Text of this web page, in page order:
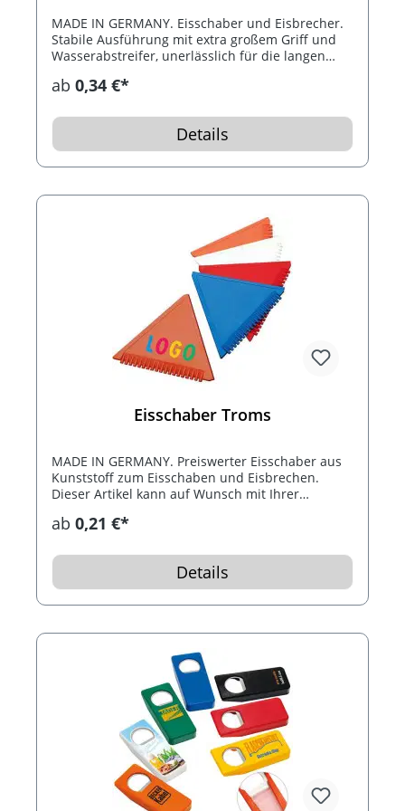
MADE IN GERMANY. Eisschaber und Eisbrecher.
Stabile Ausführung mit extra großem Griff und
Wasserabstreifer, unerlässlich für die langen
ab 0,34 €*
Details
Eisschaber Troms
MADE IN GERMANY. Preiswerter Eisschaber aus
Kunststoff zum Eisschaben und Eisbrechen.
Dieser Artikel kann auf Wunsch mit Ihrer
ab 0,21 €*
Details